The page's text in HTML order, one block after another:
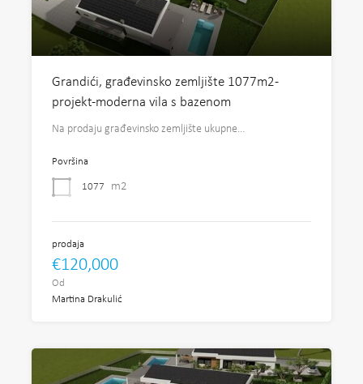
Grandići, građevinsko zemljište 1077m2-
projekt-moderna vila s bazenom
Na prodaju građevinsko zemljište ukupne…
Površina
1077 m2
prodaja
€120,000
Od
Martina Drakulić